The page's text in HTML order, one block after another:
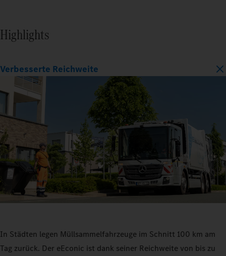
Highlights
Verbesserte Reichweite
In Städten legen Müllsammelfahrzeuge im Schnitt 100 km am
Tag zurück. Der eEconic ist dank seiner Reichweite von bis zu